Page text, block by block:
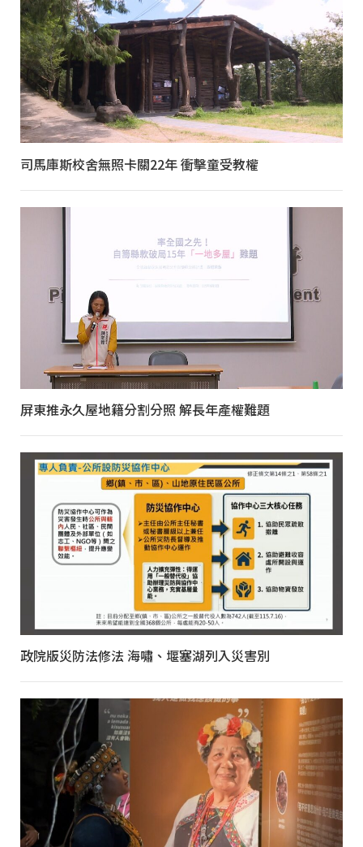
司馬庫斯校舍無照卡關22年 衝擊童受教權
屏東推永久屋地籍分割分照 解長年產權難題
政院版災防法修法 海嘯、堰塞湖列入災害別